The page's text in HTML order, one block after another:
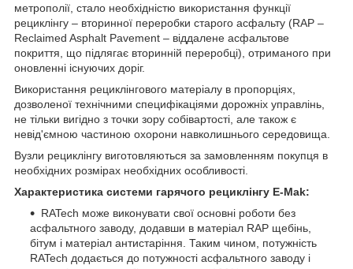
метрополії, стало необхідністю використання функції
рециклінгу – вторинної переробки старого асфальту (RAP –
Reclaimed Asphalt Pavement – віддалене асфальтове
покриття, що підлягає вторинній переробці), отриманого при
оновленні існуючих доріг.
Використання рециклінгового матеріалу в пропорціях,
дозволеної технічними специфікаціями дорожніх управлінь,
не тільки вигідно з точки зору собівартості, але також є
невід'ємною частиною охорони навколишнього середовища.
Вузли рециклінгу виготовляються за замовленням покупця в
необхідних розмірах необхідних особливості.
Характеристика системи гарячого рециклінгу E-Mak:
RATech може виконувати свої основні роботи без
асфальтного заводу, додавши в матеріал RAP щебінь,
бітум і матеріал антистаріння. Таким чином, потужність
RATech додається до потужності асфальтного заводу і